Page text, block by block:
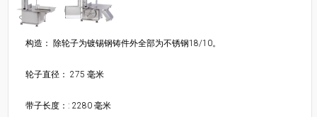
构造： 除轮子为镀锡钢铸件外全部为不锈钢18/10。
轮子直径： 275 毫米
带子长度：: 2280 毫米